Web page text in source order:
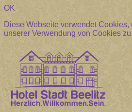
OK
Diese Webseite verwendet
unserer Verwendung von Cookies